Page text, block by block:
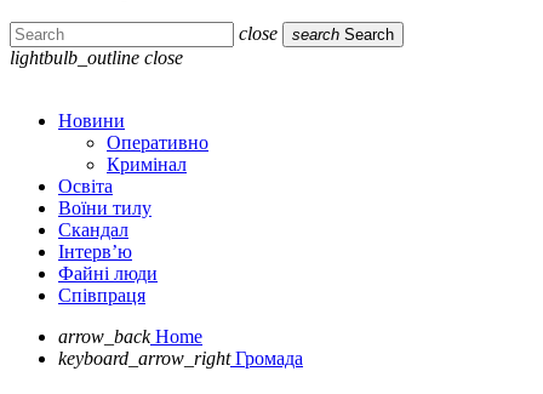
close search Search
lightbulb_outline close
Новини
Оперативно
Кримінал
Освіта
Воїни тилу
Скандал
Інтерв’ю
Файні люди
Співпраця
arrow_back Home
keyboard_arrow_right Громада